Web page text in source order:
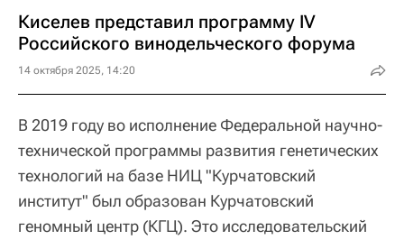
Киселев представил программу IV
Российского винодельческого форума
14 октября 2025, 14:20
В 2019 году во исполнение Федеральной научно-
технической программы развития генетических
технологий на базе НИЦ "Курчатовский
институт" был образован Курчатовский
геномный центр (КГЦ). Это исследовательский